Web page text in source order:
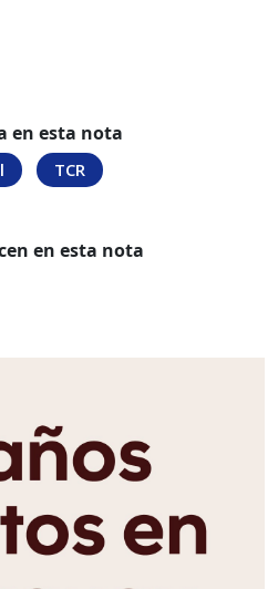
en esta nota
TCR
en esta nota